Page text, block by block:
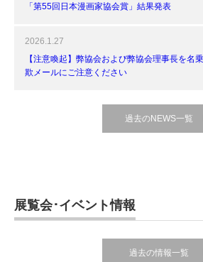
「第55回日本漫画家協会賞」結果発表
2026.1.27
【注意喚起】弊協会および弊協会理事長を名
欺メールにご注意ください
過去のNEWS一覧
展覧会･イベント情報
過去の情報一覧